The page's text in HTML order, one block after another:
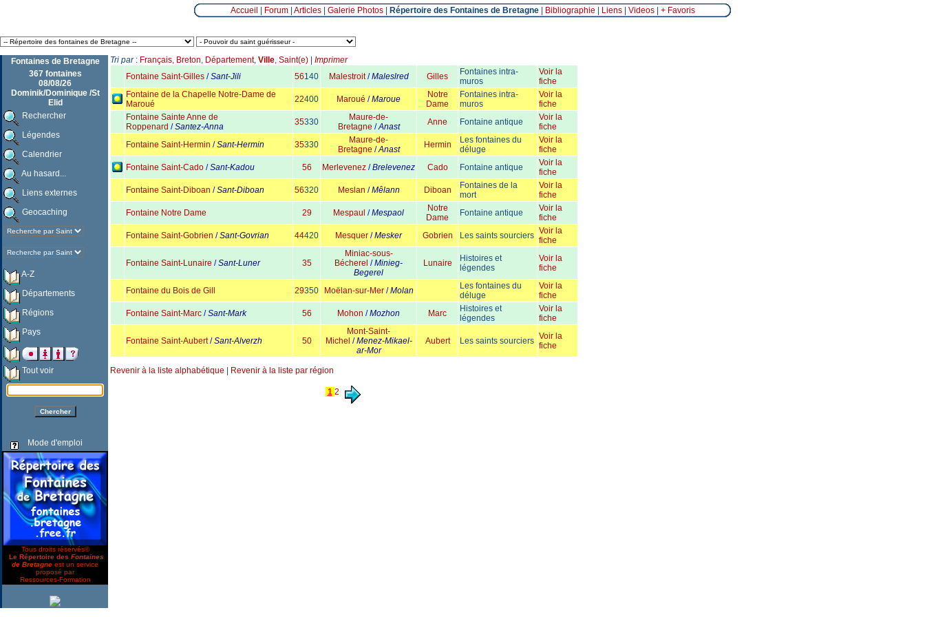
Accueil Forum| Articles| Galerie Photos| Répertoire des Fontaines de Bretagne| Bibliographie Liens| Videos| + Favoris
Fontaines de Bretagne
367 fontaines
08/08/26
Dominik/Dominique /St
Elid
Rechercher
Légendes
Calendrier
Au hasard...
Liens externes
Geocaching
A-Z
Départements
Régions
Pays
Tout voir
Mode d'emploi
Tous droits réservés©
Le Répertoire des Fontaines
de Bretagne est un service
proposé par
Ressources-Formation
Tri par: Français, Breton, Département, Ville, Saint(e)
Imprimer
Fontaine Saint-Gilles /Sant-Jili 56140 Malestroit/Maleslred Gilles
Fontaines intra-
muros
Voir la
fiche
Fontaine de la Chapelle Notre-Dame de
Maroué
22400 Maroué /Maroue
Notre
Dame
Fontaines intra-
muros
Voir la
fiche
Fontaine Sainte Anne de
Roppenard /Santez-Anna 35330
Maure-de-
Bretagne /Anast Anne Fontaine antique
Voir la
fiche
Fontaine Saint-Hermin /Sant-Hermin 35330
Maure-de-
Bretagne /Anast Hermin
Les fontaines du
déluge
Voir la
fiche
Fontaine Saint-Cado /Sant-Kadou 56 Merlevenez /Brelevenez Cado Fontaine antique
Voir la
fiche
Fontaine Saint-Diboan /Sant-Diboan 56320 Meslan /Mêlann Diboan
Fontaines de la
mort
Voir la
fiche
Fontaine Notre Dame
29 Mespaul /Mespaol
Notre
Dame
Fontaine antique
Voir la
fiche
Fontaine Saint-Gobrien /Sant-Govrian 44420 Mesquer /Mesker Gobrien Les saints sourciers Voir la
fiche
Fontaine Saint-Lunaire /Sant-Luner 35
Miniac-sous-
Bécherel /Minieg-
Begerel
Lunaire
Histoires et
légendes
Voir la
fiche
Fontaine du Bois de Gill 29350 Moëlan-sur-Mer/Molan
Les fontaines du
déluge
Voir la
fiche
Fontaine Saint-Marc /Sant-Mark 56 Mohon /Mozhon Marc
Histoires et
légendes
Voir la
fiche
Fontaine Saint-Aubert/Sant-Alverzh 50
Mont-Saint-
Michel /Menez-Mikael-
ar-Mor
Aubert Les saints sourciers Voir la
fiche
Revenir à la liste alphabétique Revenir à la liste par région
1 2